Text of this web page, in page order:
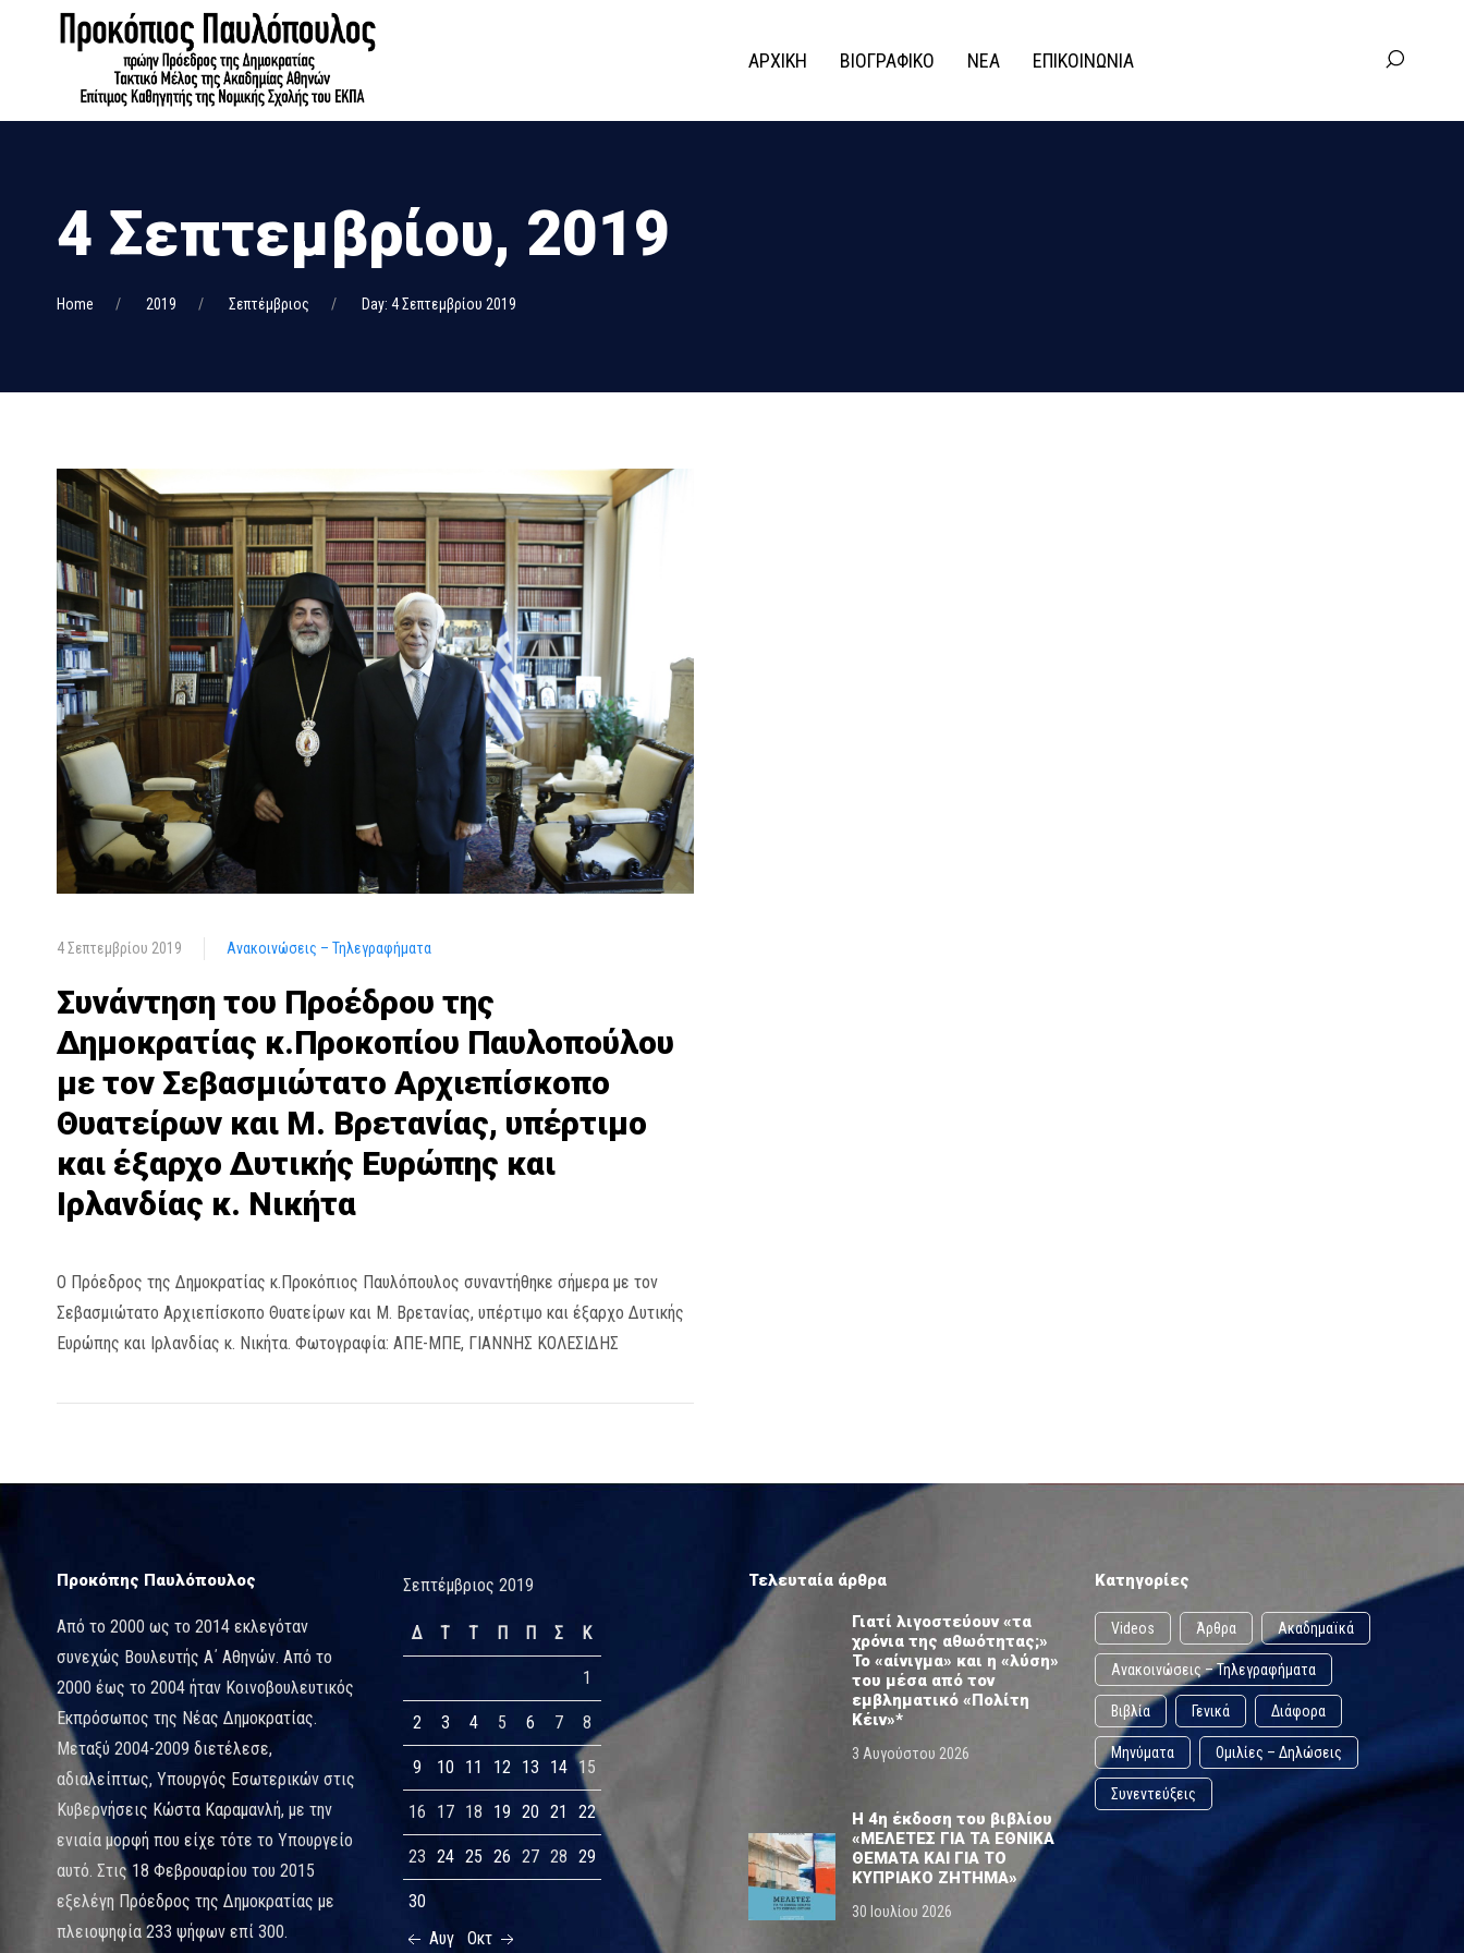
ΑΡΧΙΚΗ ΒΙΟΓΡΑΦΙΚΟ ΝΕΑ ΕΠΙΚΟΙΝΩΝΙΑ
4 Σεπτεμβρίου, 2019
Home 2019 Σεπτέμβριος Day: 4 Σεπτεμβρίου 2019
4 Σεπτεμβρίου 2019 Ανακοινώσεις – Τηλεγραφήματα
Συνάντηση του Προέδρου της
Δημοκρατίας κ.Προκοπίου Παυλοπούλου
με τον Σεβασμιώτατο Αρχιεπίσκοπο
Θυατείρων και Μ. Βρετανίας, υπέρτιμο
και έξαρχο Δυτικής Ευρώπης και
Ιρλανδίας κ. Νικήτα
Ο Πρόεδρος της Δημοκρατίας κ.Προκόπιος Παυλόπουλος συναντήθηκε σήμερα με τον
Σεβασμιώτατο Αρχιεπίσκοπο Θυατείρων και Μ. Βρετανίας, υπέρτιμο και έξαρχο Δυτικής
Ευρώπης και Ιρλανδίας κ. Νικήτα. Φωτογραφία: ΑΠΕ-ΜΠΕ, ΓΙΑΝΝΗΣ ΚΟΛΕΣΙΔΗΣ
Προκόπης Παυλόπουλος
Από το 2000 ως το 2014 εκλεγόταν
συνεχώς Βουλευτής Α΄ Αθηνών. Από το
2000 έως το 2004 ήταν Κοινοβουλευτικός
Εκπρόσωπος της Νέας Δημοκρατίας.
Μεταξύ 2004-2009 διετέλεσε,
αδιαλείπτως, Υπουργός Εσωτερικών στις
Κυβερνήσεις Κώστα Καραμανλή, με την
ενιαία μορφή που είχε τότε το Υπουργείο
αυτό. Στις 18 Φεβρουαρίου του 2015
εξελέγη Πρόεδρος της Δημοκρατίας με
πλειοψηφία 233 ψήφων επί 300.
Σεπτέμβριος 2019
Δ Τ Τ Π Π Σ Κ
1
2 3 4 5 6 7 8
9 10 11 12 13 14 15
16 17 18 19 20 21 22
23 24 25 26 27 28 29
30
Αυγ
Οκτ
Τελευταία άρθρα
Γιατί λιγοστεύουν «τα
χρόνια της αθωότητας;»
Το «αίνιγμα» και η «λύση»
του μέσα από τον
εμβληματικό «Πολίτη
Κέιν»*
3 Αυγούστου 2026
Η 4η έκδοση του βιβλίου
«ΜΕΛΕΤΕΣ ΓΙΑ ΤΑ ΕΘΝΙΚΑ
ΘΕΜΑΤΑ ΚΑΙ ΓΙΑ ΤΟ
ΚΥΠΡΙΑΚΟ ΖΗΤΗΜΑ»
30 Ιουλίου 2026
Κατηγορίες
Videos Άρθρα Ακαδημαϊκά
Ανακοινώσεις – Τηλεγραφήματα
Βιβλία Γενικά Διάφορα
Μηνύματα Ομιλίες – Δηλώσεις
Συνεντεύξεις